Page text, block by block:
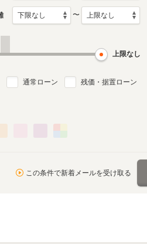
〜
上限なし
通常ローン 残価・据置ローン
この条件で新着メールを受け取る